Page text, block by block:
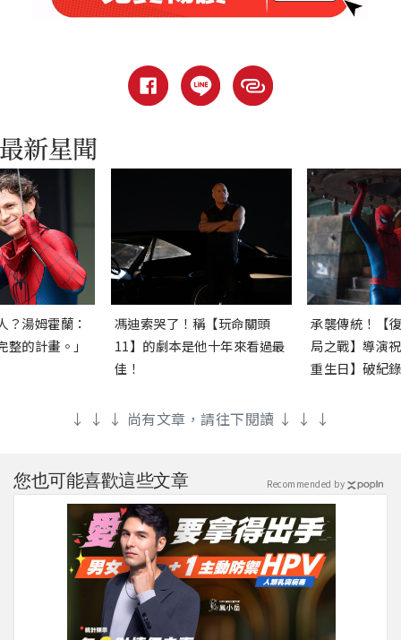
？湯姆霍蘭：
的計畫。」
馮迪索哭了！稱【玩命關頭
11】的劇本是他十年來看過最
佳！
承襲傳統！【
局之戰】導演
重生日】破紀
↓ ↓ ↓ 尚有文章，請往下閱讀 ↓ ↓ ↓
您也可能喜歡這些文章 Recommended by